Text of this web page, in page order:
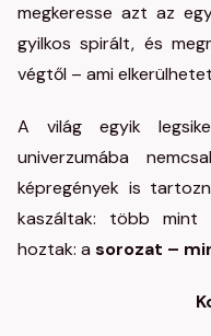
megkeresse azt az
gyilkos spirált, és
végtől – ami
A világ egyik
univerzumába
képregények is
kaszáltak: több mint
hoztak: asorozat –